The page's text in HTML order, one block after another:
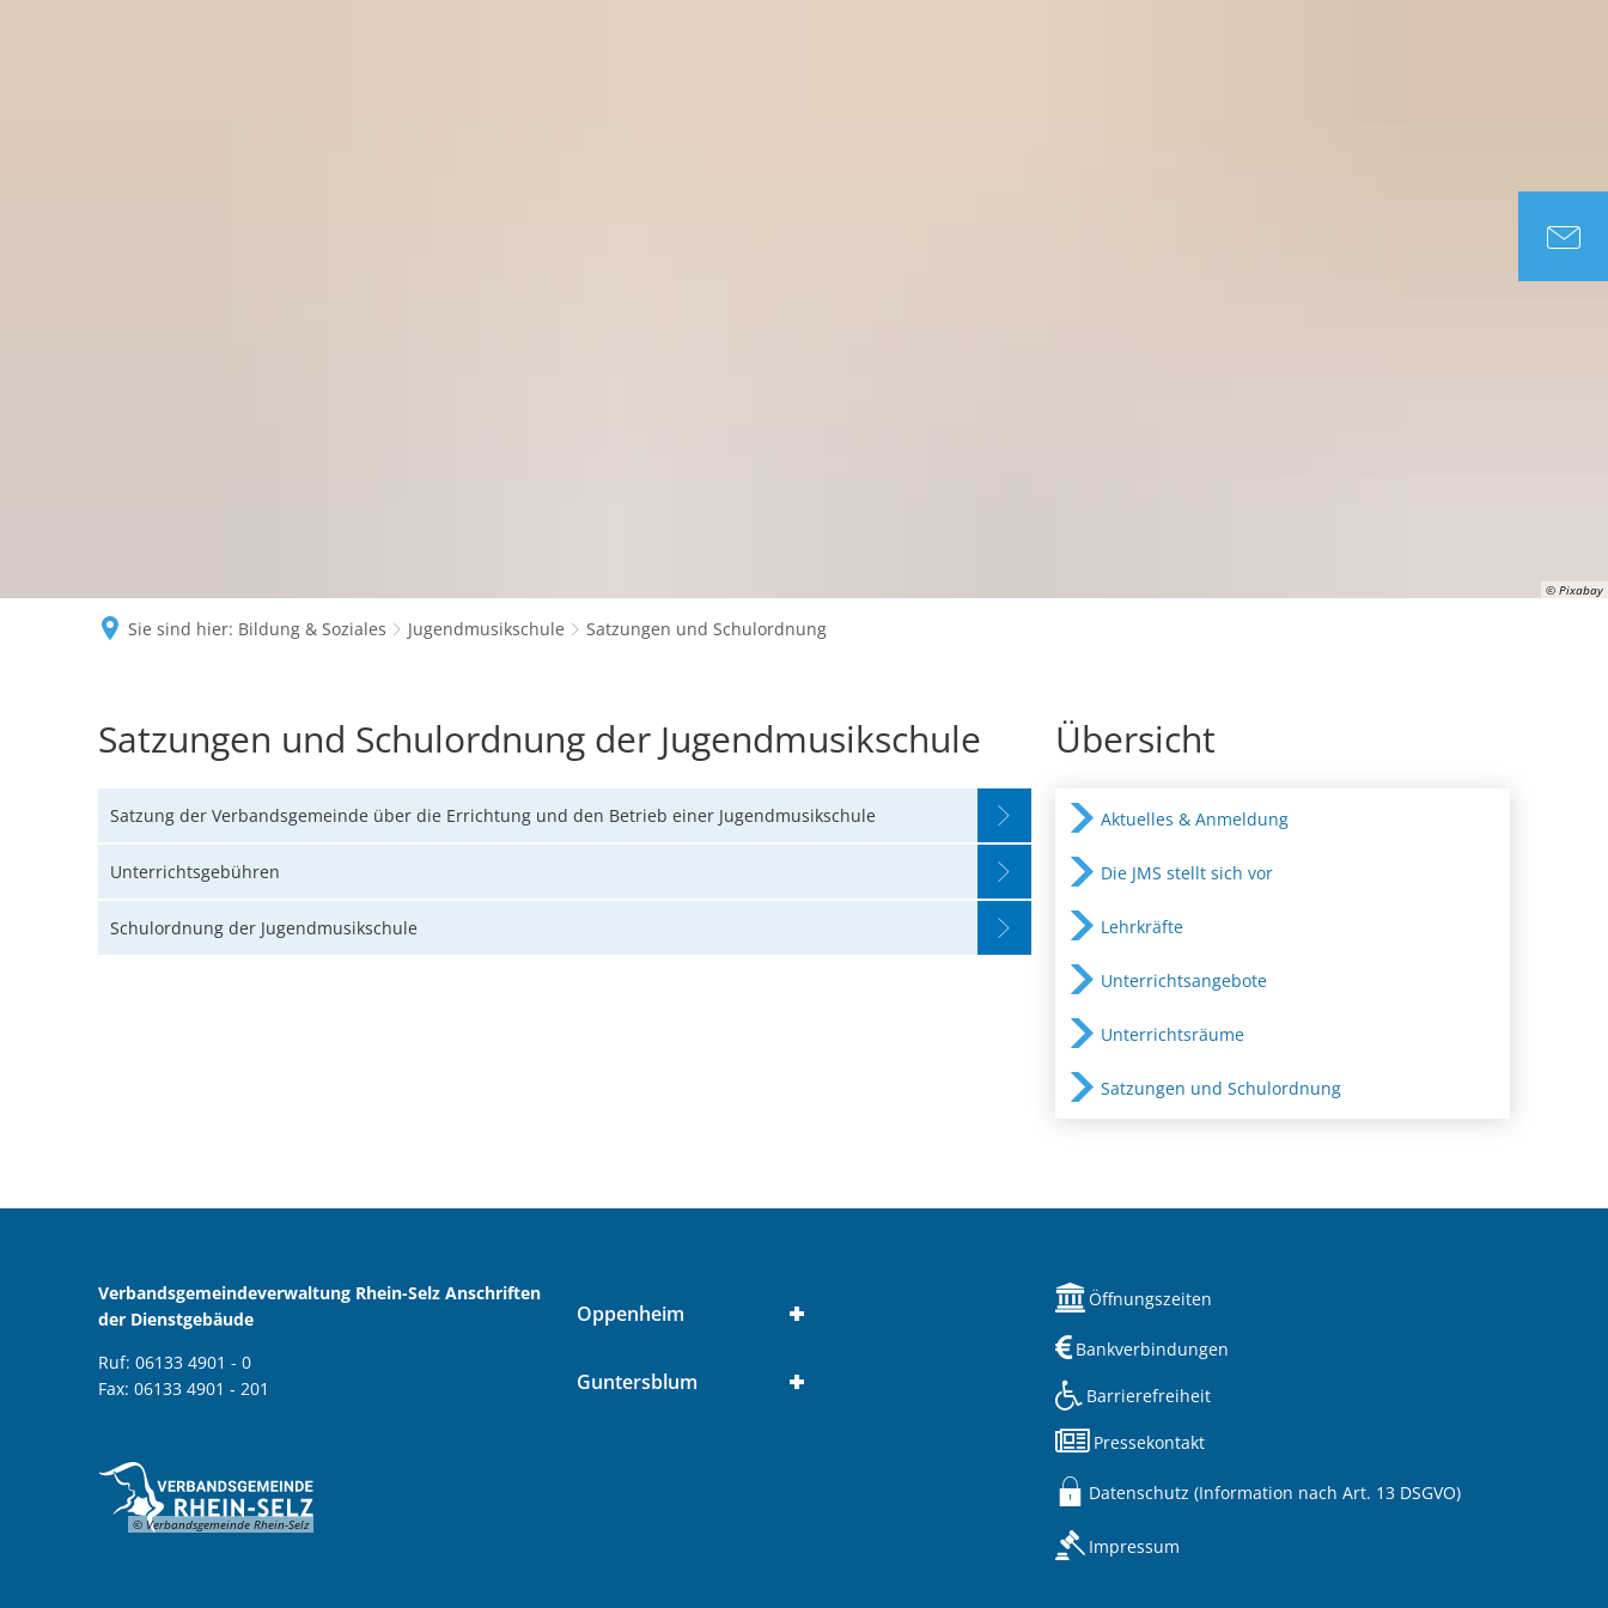
© Pixabay
Sie sind hier: Bildung & Soziales Jugendmusikschule Satzungen und Schulordnung
Satzungen
Schulordnung
Satzungen und Schulordnung der Jugendmusikschule
Satzung der Verbandsgemeinde über die Errichtung und den Betrieb einer Jugendmusikschule
Unterrichtsgebühren
Schulordnung der Jugendmusikschule
Übersicht
Aktuelles & Anmeldung
Die JMS stellt sich vor
Lehrkräfte
Unterrichtsangebote
Unterrichtsräume
Satzungen und Schulordnung
Verbandsgemeindeverwaltung Rhein-Selz Anschriften
der Dienstgebäude
Ruf: 06133 4901 - 0
Fax: 06133 4901 - 201
© Verbandsgemeinde Rhein-Selz
Oppenheim
Guntersblum
Öffnungszeiten
Bankverbindungen
Barrierefreiheit
Pressekontakt
Datenschutz (Information nach Art. 13 DSGVO)
Impressum